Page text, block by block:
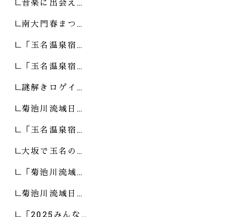
音楽に出会え…
南大門春まつ…
「玉名温泉宿…
「玉名温泉宿…
謎解きロゲイ…
菊池川流域日…
「玉名温泉宿…
大坂で玉名の…
「菊池川流域…
菊池川流域日…
「2025みんな…